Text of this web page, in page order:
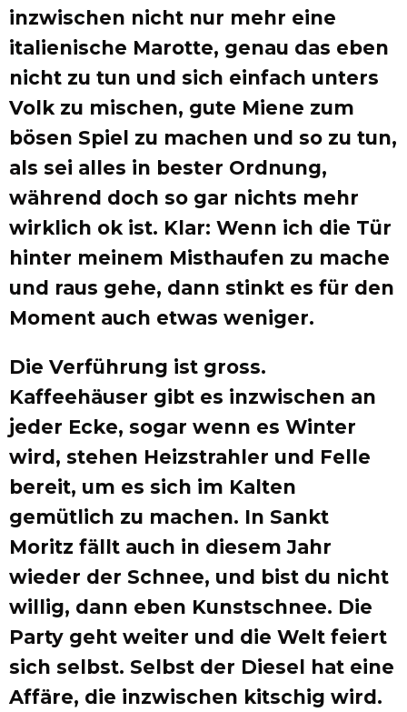
inzwischen nicht nur mehr eine
italienische Marotte, genau das eben
nicht zu tun und sich einfach unters
Volk zu mischen, gute Miene zum
bösen Spiel zu machen und so zu tun,
als sei alles in bester Ordnung,
während doch so gar nichts mehr
wirklich ok ist. Klar: Wenn ich die Tür
hinter meinem Misthaufen zu mache
und raus gehe, dann stinkt es für den
Moment auch etwas weniger.
Die Verführung ist gross.
Kaffeehäuser gibt es inzwischen an
jeder Ecke, sogar wenn es Winter
wird, stehen Heizstrahler und Felle
bereit, um es sich im Kalten
gemütlich zu machen. In Sankt
Moritz fällt auch in diesem Jahr
wieder der Schnee, und bist du nicht
willig, dann eben Kunstschnee. Die
Party geht weiter und die Welt feiert
sich selbst. Selbst der Diesel hat eine
Affäre, die inzwischen kitschig wird.